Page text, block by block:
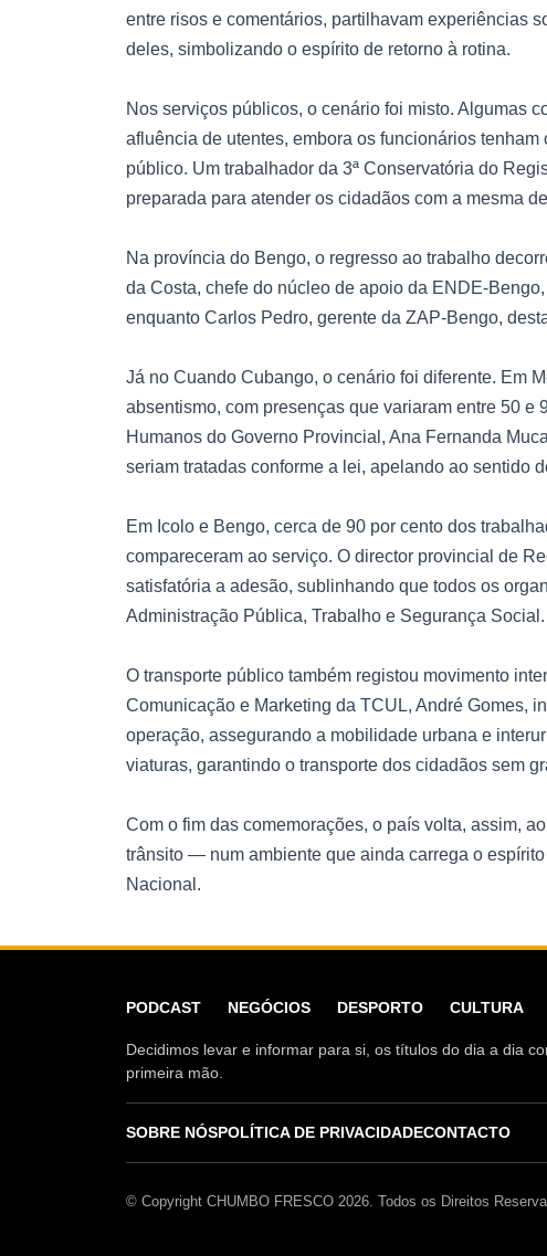
entre risos e comentários, partilhavam experiências
deles, simbolizando o espírito de retorno à rotina.
Nos serviços públicos, o cenário foi misto. Algumas
afluência de utentes, embora os funcionários
público. Um trabalhador da 3ª Conservatória do
preparada para atender os cidadãos com a mesma
Na província do Bengo, o regresso ao trabalho
da Costa, chefe do núcleo de apoio da ENDE-
enquanto Carlos Pedro, gerente da ZAP-Bengo,
Já no Cuando Cubango, o cenário foi diferente. Em
absentismo, com presenças que variaram entre 50 e
Humanos do Governo Provincial, Ana Fernanda
seriam tratadas conforme a lei, apelando ao sentido
Em Icolo e Bengo, cerca de 90 por cento dos
compareceram ao serviço. O director provincial de
satisfatória a adesão, sublinhando que todos os
Administração Pública, Trabalho e Segurança Social.
O transporte público também registou movimento
Comunicação e Marketing da TCUL, André Gomes,
operação, assegurando a mobilidade urbana e
viaturas, garantindo o transporte dos cidadãos sem
Com o fim das comemorações, o país volta, assim,
trânsito — num ambiente que ainda carrega o
Nacional.
PODCAST NEGÓCIOS DESPORTO CULTURA
Decidimos levar e informar para si, os títulos do dia a dia
primeira mão.
SOBRE NÓSPOLÍTICA DE PRIVACIDADECONTACTO
© Copyright CHUMBO FRESCO 2026. Todos os Direitos